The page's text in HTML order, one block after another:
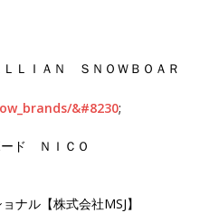
ＬＩＡＮ ＳＮＯＷＢＯＡＲ
&#8230;
ド ＮＩＣＯ
ナル【株式会社MSJ】